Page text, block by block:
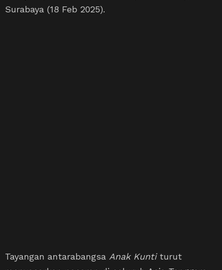
Surabaya (18 Feb 2025).
Tayangan antarabangsa Anak Kuntiturut